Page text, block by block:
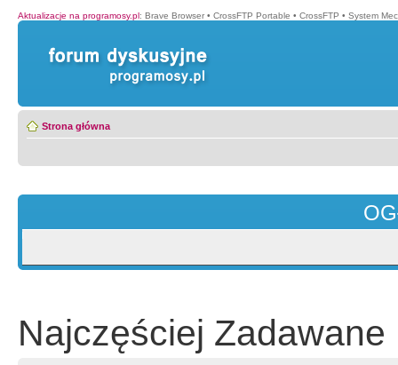
Aktualizacje na programosy.pl: Brave Browser • CrossFTP Portable • CrossFTP • System
Strona główna
Najczęściej Zadawane